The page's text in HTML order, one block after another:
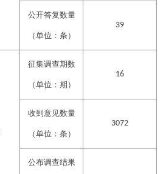
公开答复数量
（单位：条）
39
征集调查期数
（单位：期）
16
收到意见数量
（单位：条）
3072
公布调查结果